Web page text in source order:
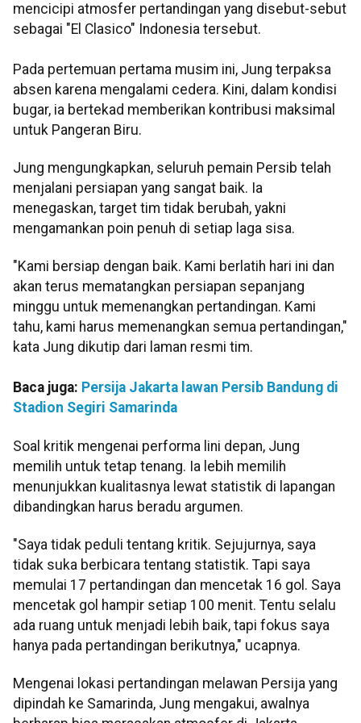
mencicipi atmosfer pertandingan yang disebut-sebut
sebagai "El Clasico" Indonesia tersebut.
Pada pertemuan pertama musim ini, Jung terpaksa
absen karena mengalami cedera. Kini, dalam kondisi
bugar, ia bertekad memberikan kontribusi maksimal
untuk Pangeran Biru.
Jung mengungkapkan, seluruh pemain Persib telah
menjalani persiapan yang sangat baik. Ia
menegaskan, target tim tidak berubah, yakni
mengamankan poin penuh di setiap laga sisa.
"Kami bersiap dengan baik. Kami berlatih hari ini dan
akan terus mematangkan persiapan sepanjang
minggu untuk memenangkan pertandingan. Kami
tahu, kami harus memenangkan semua pertandingan,"
kata Jung dikutip dari laman resmi tim.
Baca juga: Persija Jakarta lawan Persib Bandung di
Stadion Segiri Samarinda
Soal kritik mengenai performa lini depan, Jung
memilih untuk tetap tenang. Ia lebih memilih
menunjukkan kualitasnya lewat statistik di lapangan
dibandingkan harus beradu argumen.
"Saya tidak peduli tentang kritik. Sejujurnya, saya
tidak suka berbicara tentang statistik. Tapi saya
memulai 17 pertandingan dan mencetak 16 gol. Saya
mencetak gol hampir setiap 100 menit. Tentu selalu
ada ruang untuk menjadi lebih baik, tapi fokus saya
hanya pada pertandingan berikutnya," ucapnya.
Mengenai lokasi pertandingan melawan Persija yang
dipindah ke Samarinda, Jung mengakui, awalnya